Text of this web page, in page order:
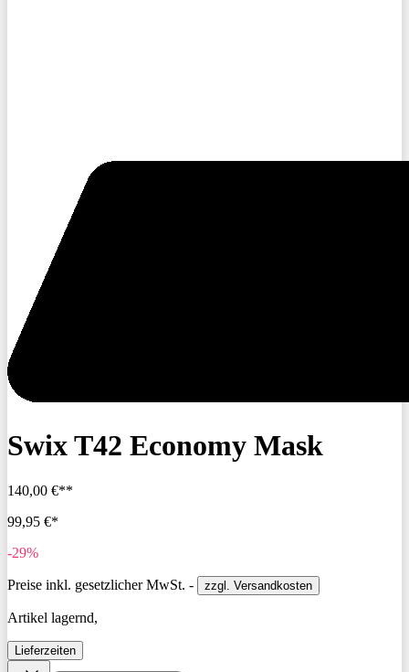
Swix T42 Economy Mask
140,00 €**
99,95 €*
-29%
Preise inkl. gesetzlicher MwSt. - zzgl. Versandkosten
Artikel lagernd,
Lieferzeiten